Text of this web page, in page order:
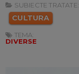
SUBIECTE TRATATE:
CULTURA
TEMA:
DIVERSE